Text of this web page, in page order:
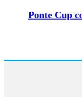
Ponte Cup